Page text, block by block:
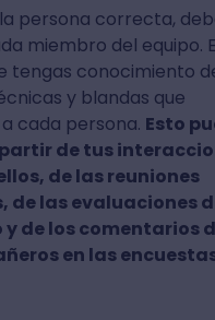
persona correcta,
miembro del equipo.
tengas conocimiento
y blandas que
cada persona. Esto
de tus
de las reuniones
de las evaluaciones
de los comentarios
en las